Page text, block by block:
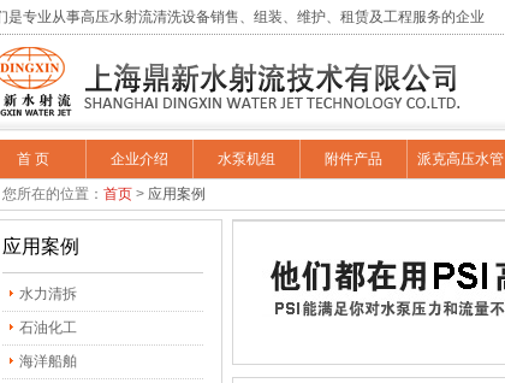
是专业从事高压水射流清洗设备销售、组装、维护、租赁及工程服务的企业
首 页 企业介绍 水泵机组 附件产品 派克高压水管
您所在的位置： 首页 > 应用案例
应用案例
水力清拆
石油化工
海洋船舶